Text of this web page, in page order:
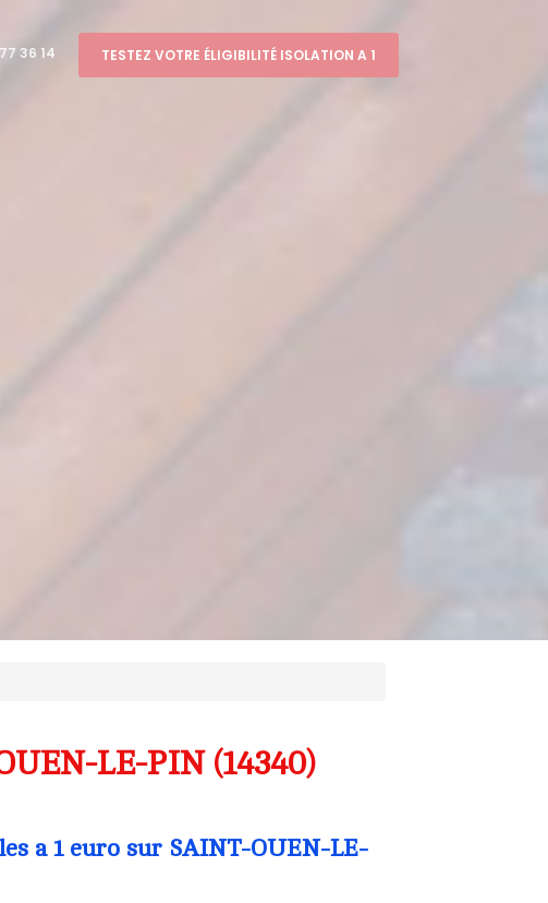
36 14 TESTEZ VOTRE ÉLIGIBILITÉ ISOLATION A 1
LE-PIN (14340)
a 1 euro sur SAINT-OUEN-LE-